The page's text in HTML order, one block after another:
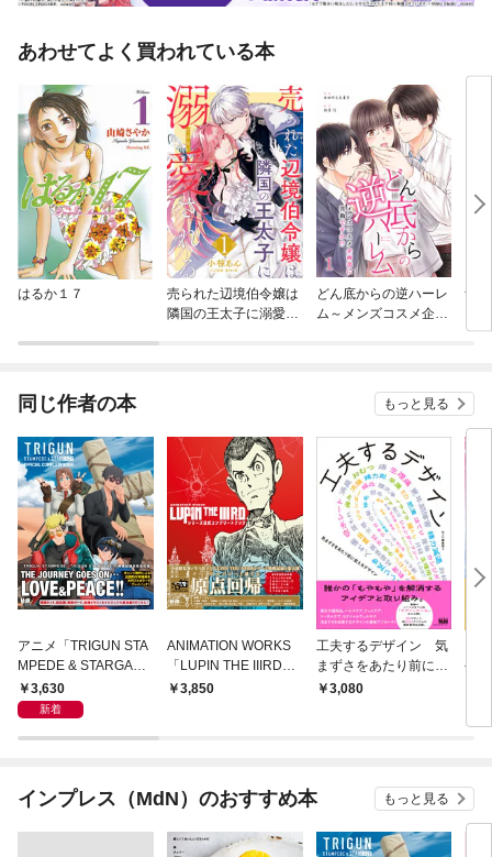
一冊です。〈本書の内容〉Introduction デザインでいちばん大切な「文
メージを解説）CHAPTER2 デザインに役立つ文字とフォントのテクニ
ォントの基本（全13の基本を解説）〈監修者プロフィール〉伊達千代（だ
て・ちよ）グラフィックデザイナー／ライター。エディトリアルを中心と
したデザインワークのほか、雑誌・書籍にてグラフィックアプリケーショ
ンやデザイン関連の執筆、Macおよびグラフィックデザインのトレーニン
グも行う。主な著書に「文字のきほん」（グラフィック社刊）、「デザイ
ンのルール、レイアウトのセオリー。」、共著「『愛のあるユニークで豊
かな書体。』フォントかるたのフォント読本」（以上MdN刊）など。株式
会社TART DESIGN OFFICE代表。フォントかるた制作チームでは書体解
説を担当。
あわせてよく買われている本
はるか１７
売られた辺境伯令嬢は
隣国の王太子に溺愛さ
どん底からの逆ハーレ
ム～メンズコスメ企画
青
同じ作者の本 もっと見る
アニメ「TRIGUN STA
MPEDE & STARGAZ
E」 公式コンプリート
ブック
3,630
新着
ANIMATION WORKS
「LUPIN THE IIIRD」
シリーズ公式コンプリ
3,850
工夫するデザイン 気
まずさをあたり前に変
えるデザイン
3,080
公
インプレス（MdN）のおすすめ本 もっと見る